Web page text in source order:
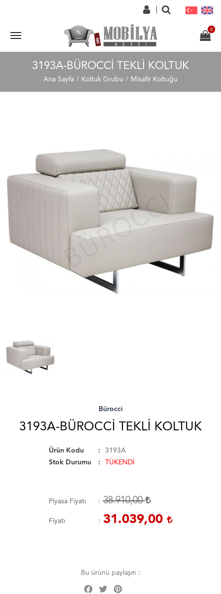
3193A-BÜROCCI TEKLI KOLTUK
Ana Sayfa Koltuk Grubu Misafir Koltuğu
Bürocci
3193A-BÜROCCI TEKLI KOLTUK
Ürün Kodu
3193A
Stok Durumu
TÜKENDİ
Piyasa Fiyatı 38.910,00
Fiyatı 31.039,00
Bu ürünü paylaşın :
Facebook
Twitter